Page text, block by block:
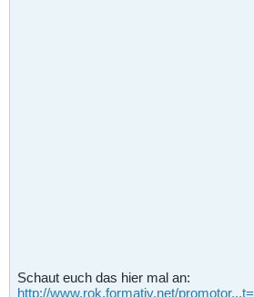
Schaut euch das hier mal an:
http://www.rok.formativ.net/